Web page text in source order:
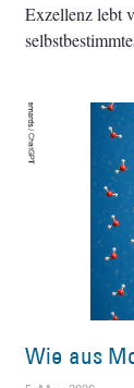
Exzellenz lebt
Wie aus